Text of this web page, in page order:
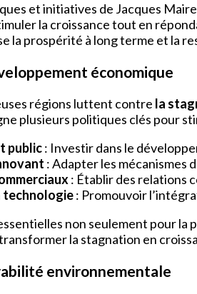
et initiatives de Jacques
la croissance tout en
la prospérité à long terme et la
économique
régions luttent contre la
plusieurs politiques clés pour
public: Investir dans le
: Adapter les mécanismes
: Établir des relations
technologie: Promouvoir
non seulement pour la
la stagnation en
environnementale